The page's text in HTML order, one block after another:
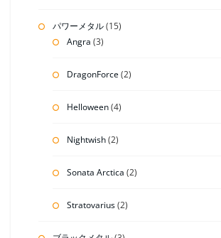
パワーメタル(15)
Angra (3)
DragonForce(2)
Helloween(4)
Nightwish(2)
Sonata Arctica (2)
Stratovarius(2)